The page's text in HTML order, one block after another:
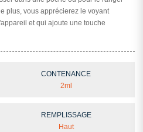
plus, vous apprécierez le voyant
et qui ajoute une touche
CONTENANCE
2ml
REMPLISSAGE
Haut